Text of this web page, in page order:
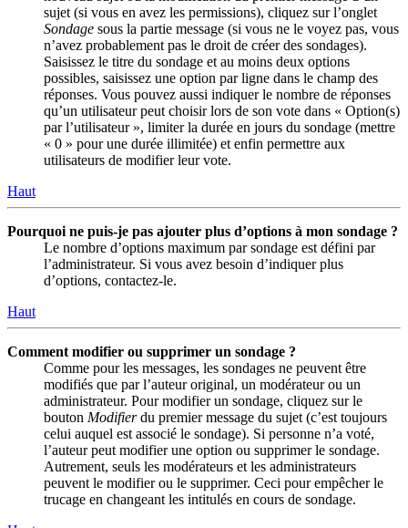
sujet (si vous en avez les permissions), cliquez sur l’onglet
Sondage sous la partie message (si vous ne le voyez pas, vous
n’avez probablement pas le droit de créer des sondages).
Saisissez le titre du sondage et au moins deux options
possibles, saisissez une option par ligne dans le champ des
réponses. Vous pouvez aussi indiquer le nombre de réponses
qu’un utilisateur peut choisir lors de son vote dans « Option(s)
par l’utilisateur », limiter la durée en jours du sondage (mettre
« 0 » pour une durée illimitée) et enfin permettre aux
utilisateurs de modifier leur vote.
Haut
Pourquoi ne puis-je pas ajouter plus d’options à mon sondage ?
Le nombre d’options maximum par sondage est défini par
l’administrateur. Si vous avez besoin d’indiquer plus
d’options, contactez-le.
Haut
Comment modifier ou supprimer un sondage ?
Comme pour les messages, les sondages ne peuvent être
modifiés que par l’auteur original, un modérateur ou un
administrateur. Pour modifier un sondage, cliquez sur le
bouton Modifierdu premier message du sujet (c’est toujours
celui auquel est associé le sondage). Si personne n’a voté,
l’auteur peut modifier une option ou supprimer le sondage.
Autrement, seuls les modérateurs et les administrateurs
peuvent le modifier ou le supprimer. Ceci pour empêcher le
trucage en changeant les intitulés en cours de sondage.